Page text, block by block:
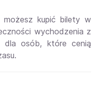
możesz kupić bilety w
wychodzenia z
dla osób, które cenią